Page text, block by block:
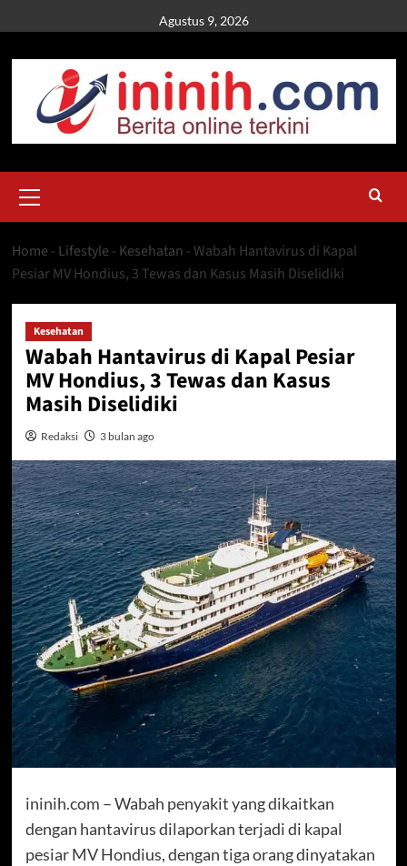
to
content
Agustus 9, 2026
Menu
Home - Lifestyle - Kesehatan -Wabah Hantavirus di Kapal
Pesiar MV Hondius, 3 Tewas dan Kasus Masih Diselidiki
Kesehatan
Wabah Hantavirus di Kapal Pesiar
MV Hondius, 3 Tewas dan Kasus
Masih Diselidiki
Redaksi 3 bulan ago
ininih.com – Wabah penyakit yang dikaitkan
dengan hantavirus dilaporkan terjadi di kapal
pesiar MV Hondius, dengan tiga orang dinyatakan